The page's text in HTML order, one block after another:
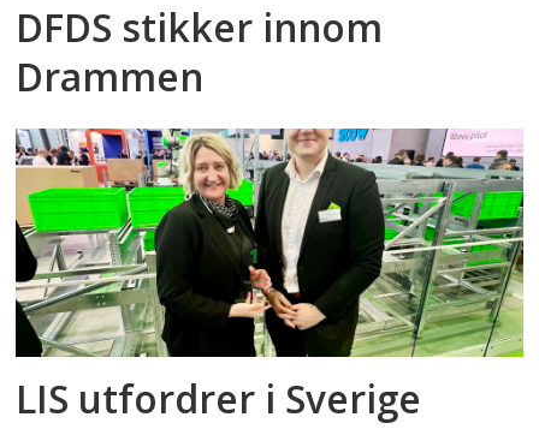
DFDS stikker innom
Drammen
LIS utfordrer i Sverige